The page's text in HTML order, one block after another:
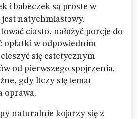
i babeczek są proste w
natychmiastowy.
ciasto, nałożyć porcje do
opłatki w odpowiednim
się estetycznym
od pierwszego spojrzenia.
gdy liczy się temat
oprawa.
naturalnie kojarzy się z